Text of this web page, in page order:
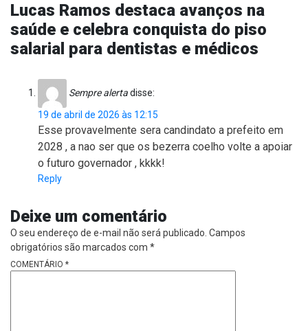
Lucas Ramos destaca avanços na
saúde e celebra conquista do piso
salarial para dentistas e médicos
Sempre alertadisse:
19 de abril de 2026 às 12:15
Esse provavelmente sera candindato a prefeito em
2028 , a nao ser que os bezerra coelho volte a apoiar
o futuro governador , kkkk!
Reply
Deixe um comentário
O seu endereço de e-mail não será publicado. Campos
obrigatórios são marcados com *
COMENTÁRIO *